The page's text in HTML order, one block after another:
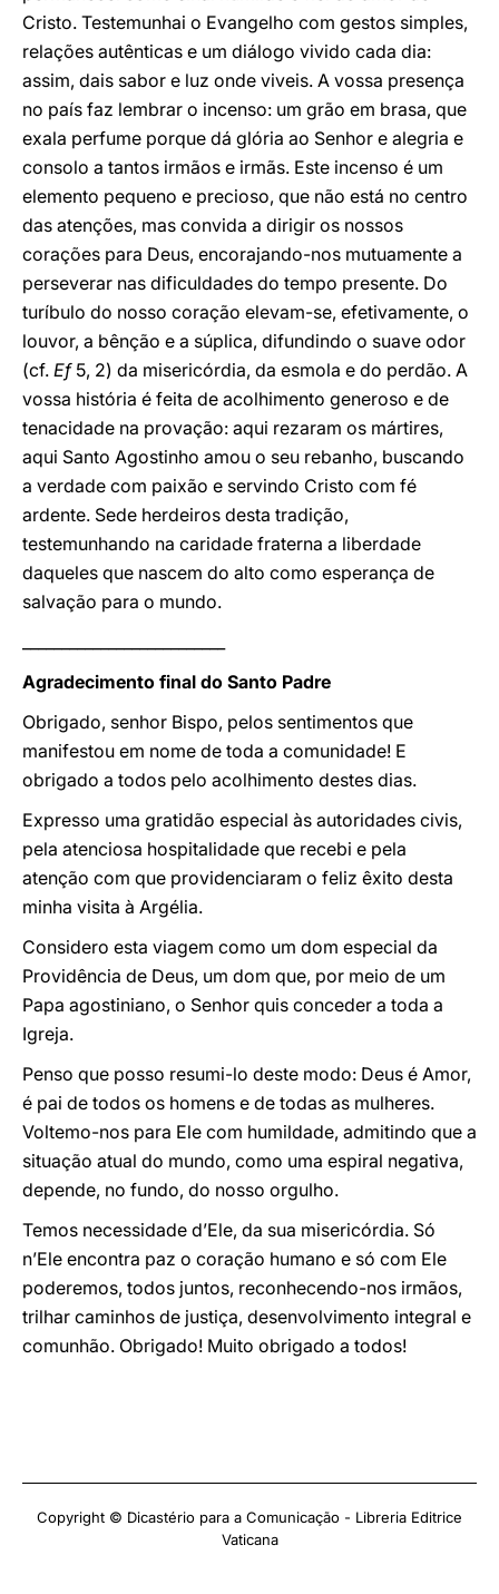
Cristo. Testemunhai o Evangelho com gestos simples,
relações autênticas e um diálogo vivido cada dia:
assim, dais sabor e luz onde viveis. A vossa presença
no país faz lembrar o incenso: um grão em brasa, que
exala perfume porque dá glória ao Senhor e alegria e
consolo a tantos irmãos e irmãs. Este incenso é um
elemento pequeno e precioso, que não está no centro
das atenções, mas convida a dirigir os nossos
corações para Deus, encorajando-nos mutuamente a
perseverar nas dificuldades do tempo presente. Do
turíbulo do nosso coração elevam-se, efetivamente, o
louvor, a bênção e a súplica, difundindo o suave odor
(cf. Ef5, 2) da misericórdia, da esmola e do perdão. A
vossa história é feita de acolhimento generoso e de
tenacidade na provação: aqui rezaram os mártires,
aqui Santo Agostinho amou o seu rebanho, buscando
a verdade com paixão e servindo Cristo com fé
ardente. Sede herdeiros desta tradição,
testemunhando na caridade fraterna a liberdade
daqueles que nascem do alto como esperança de
salvação para o mundo.
Agradecimento final do Santo Padre
Obrigado, senhor Bispo, pelos sentimentos que
manifestou em nome de toda a comunidade! E
obrigado a todos pelo acolhimento destes dias.
Expresso uma gratidão especial às autoridades civis,
pela atenciosa hospitalidade que recebi e pela
atenção com que providenciaram o feliz êxito desta
minha visita à Argélia.
Considero esta viagem como um dom especial da
Providência de Deus, um dom que, por meio de um
Papa agostiniano, o Senhor quis conceder a toda a
Igreja.
Penso que posso resumi-lo deste modo: Deus é Amor,
é pai de todos os homens e de todas as mulheres.
Voltemo-nos para Ele com humildade, admitindo que a
situação atual do mundo, como uma espiral negativa,
depende, no fundo, do nosso orgulho.
Temos necessidade d’Ele, da sua misericórdia. Só
n’Ele encontra paz o coração humano e só com Ele
poderemos, todos juntos, reconhecendo-nos irmãos,
trilhar caminhos de justiça, desenvolvimento integral e
comunhão. Obrigado! Muito obrigado a todos!
Copyright © Dicastério para a Comunicação - Libreria Editrice
Vaticana